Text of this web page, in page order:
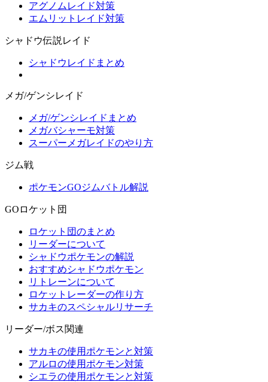
アグノムレイド対策
エムリットレイド対策
シャドウ伝説レイド
シャドウレイドまとめ
メガ/ゲンシレイド
メガ/ゲンシレイドまとめ
メガバシャーモ対策
スーパーメガレイドのやり方
ジム戦
ポケモンGOジムバトル解説
GOロケット団
ロケット団のまとめ
リーダーについて
シャドウポケモンの解説
おすすめシャドウポケモン
リトレーンについて
ロケットレーダーの作り方
サカキのスペシャルリサーチ
リーダー/ボス関連
サカキの使用ポケモンと対策
アルロの使用ポケモン対策
シエラの使用ポケモンと対策